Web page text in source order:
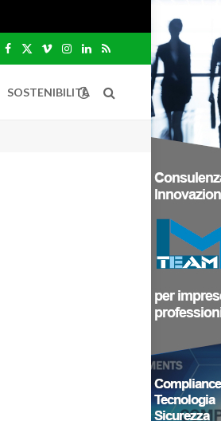
Facebook
X
VimeoInstagram
LinkedIn
RSS
SOSTENIBILITÀ